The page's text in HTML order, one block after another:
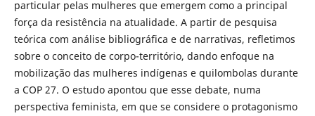
particular pelas mulheres que emergem como a principal
força da resistência na atualidade. A partir de pesquisa
teórica com análise bibliográfica e de narrativas, refletimos
sobre o conceito de corpo-território, dando enfoque na
mobilização das mulheres indígenas e quilombolas durante
a COP 27. O estudo apontou que esse debate, numa
perspectiva feminista, em que se considere o protagonismo